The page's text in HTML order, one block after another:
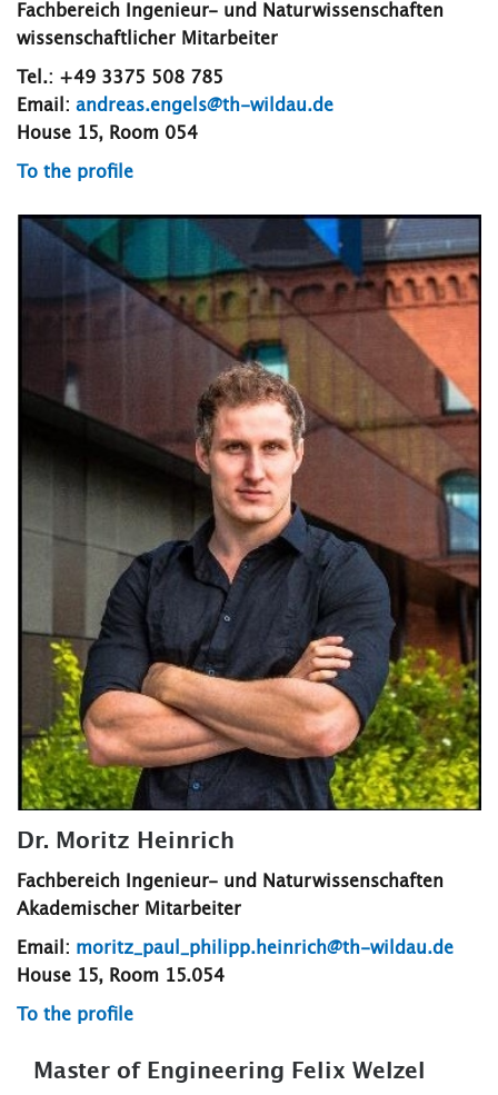
Fachbereich Ingenieur- und Naturwissenschaften
wissenschaftlicher Mitarbeiter
Tel.: +49 3375 508 785
Email: andreas.engels@th-wildau.de
House 15, Room 054
To the profile
Dr. Moritz Heinrich
Fachbereich Ingenieur- und Naturwissenschaften
Akademischer Mitarbeiter
Email: moritz_paul_philipp.heinrich@th-wildau.de
House 15, Room 15.054
To the profile
Master of Engineering Felix Welzel